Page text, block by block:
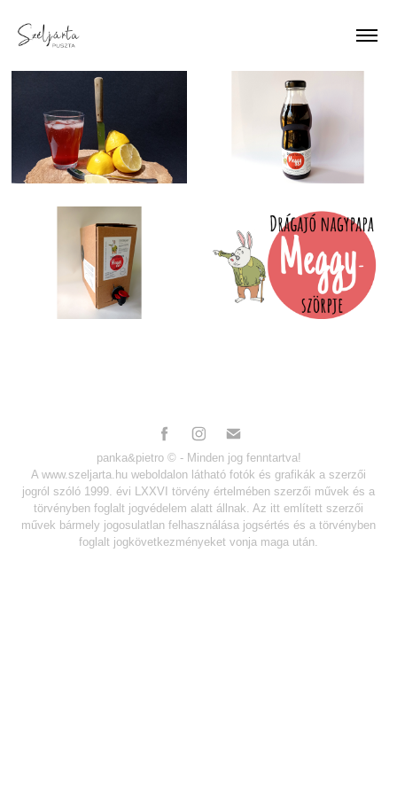
panka&pietro© - Minden jog fenntartva!
A www.szeljarta.hu weboldalon látható fotók és grafikák a szerzői
jogról szóló 1999. évi LXXVI törvény értelmében szerzői művek és a
törvényben foglalt jogvédelem alatt állnak. Az itt említett szerzői
művek bármely jogosulatlan felhasználása jogsértés és a törvényben
foglalt jogkövetkezményeket vonja maga után.